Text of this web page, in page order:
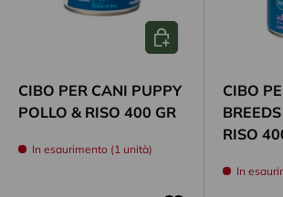
CIBO PER CANI PUPPY
POLLO & RISO 400 GR
In esaurimento (1 unità)
Aggiungi al carrello
CIBO
RISO
In